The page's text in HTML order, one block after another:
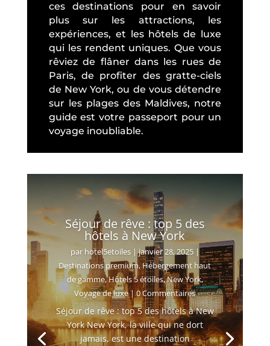
ces destinations pour en savoir
plus sur les attractions, les
expériences, et les hôtels de luxe
qui les rendent uniques. Que vous
rêviez de flâner dans les rues de
Paris, de profiter des gratte-ciels
de New York, ou de vous détendre
sur les plages des Maldives, notre
guide est votre passeport pour un
voyage inoubliable.
Séjour de rêve : top 5 des
hôtels à New York
par hotel5etoiles|janvier 28, 2025|
Destinations premium,Hébergement haut
de gamme,Hôtels 5 étoiles,New York,
Voyage de luxe| 0 Commentaires
Séjour de rêve : top 5 des hôtels à New
York New York, la ville qui ne dort
jamais, est une destination